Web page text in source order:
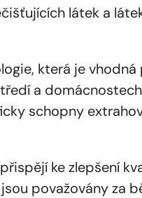
látek a
která je vhodná
a
schopny
ke zlepšení
považovány za